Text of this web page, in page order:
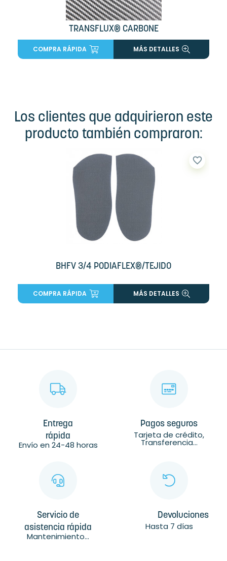
TRANSFLUX® CARBONE
COMPRA RÁPIDA MÁS DETALLES
Los clientes que adquirieron este
producto también compraron:
BHFV 3/4 PODIAFLEX®/TEJIDO
favorite_border
COMPRA RÁPIDA MÁS DETALLES
Entrega
rápida
Envío en 24-48 horas
Pagos seguros
Tarjeta de crédito,
Transferencia...
Servicio de
asistencia rápida
Mantenimiento...
Devoluciones
Hasta 7 días